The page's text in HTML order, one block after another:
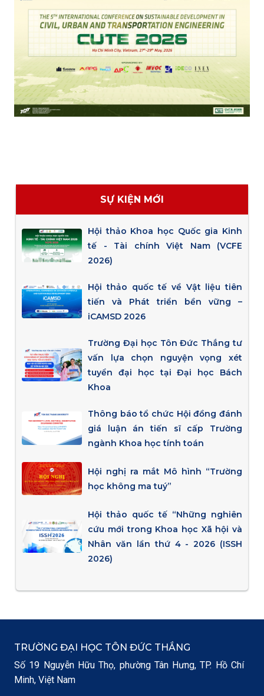
SỰ KIỆN MỚI
Hội thảo Khoa học Quốc gia Kinh
tế - Tài chính Việt Nam (VCFE
2026)
Hội thảo quốc tế về Vật liệu tiên
tiến và Phát triển bền vững –
iCAMSD 2026
Trường Đại học Tôn Đức Thắng tư
vấn lựa chọn nguyện vọng xét
tuyển đại học tại Đại học Bách
Khoa
Thông báo tổ chức Hội đồng đánh
giá luận án tiến sĩ cấp Trường
ngành Khoa học tính toán
Hội nghị ra mắt Mô hình “Trường
học không ma tuý”
Hội thảo quốc tế “Những nghiên
cứu mới trong Khoa học Xã hội và
Nhân văn lần thứ 4 - 2026 (ISSH
2026)
TRƯỜNG ĐẠI HỌC TÔN ĐỨC THẮNG
Số 19 Nguyễn Hữu Thọ, phường Tân Hưng, TP. Hồ Chí
Minh, Việt Nam